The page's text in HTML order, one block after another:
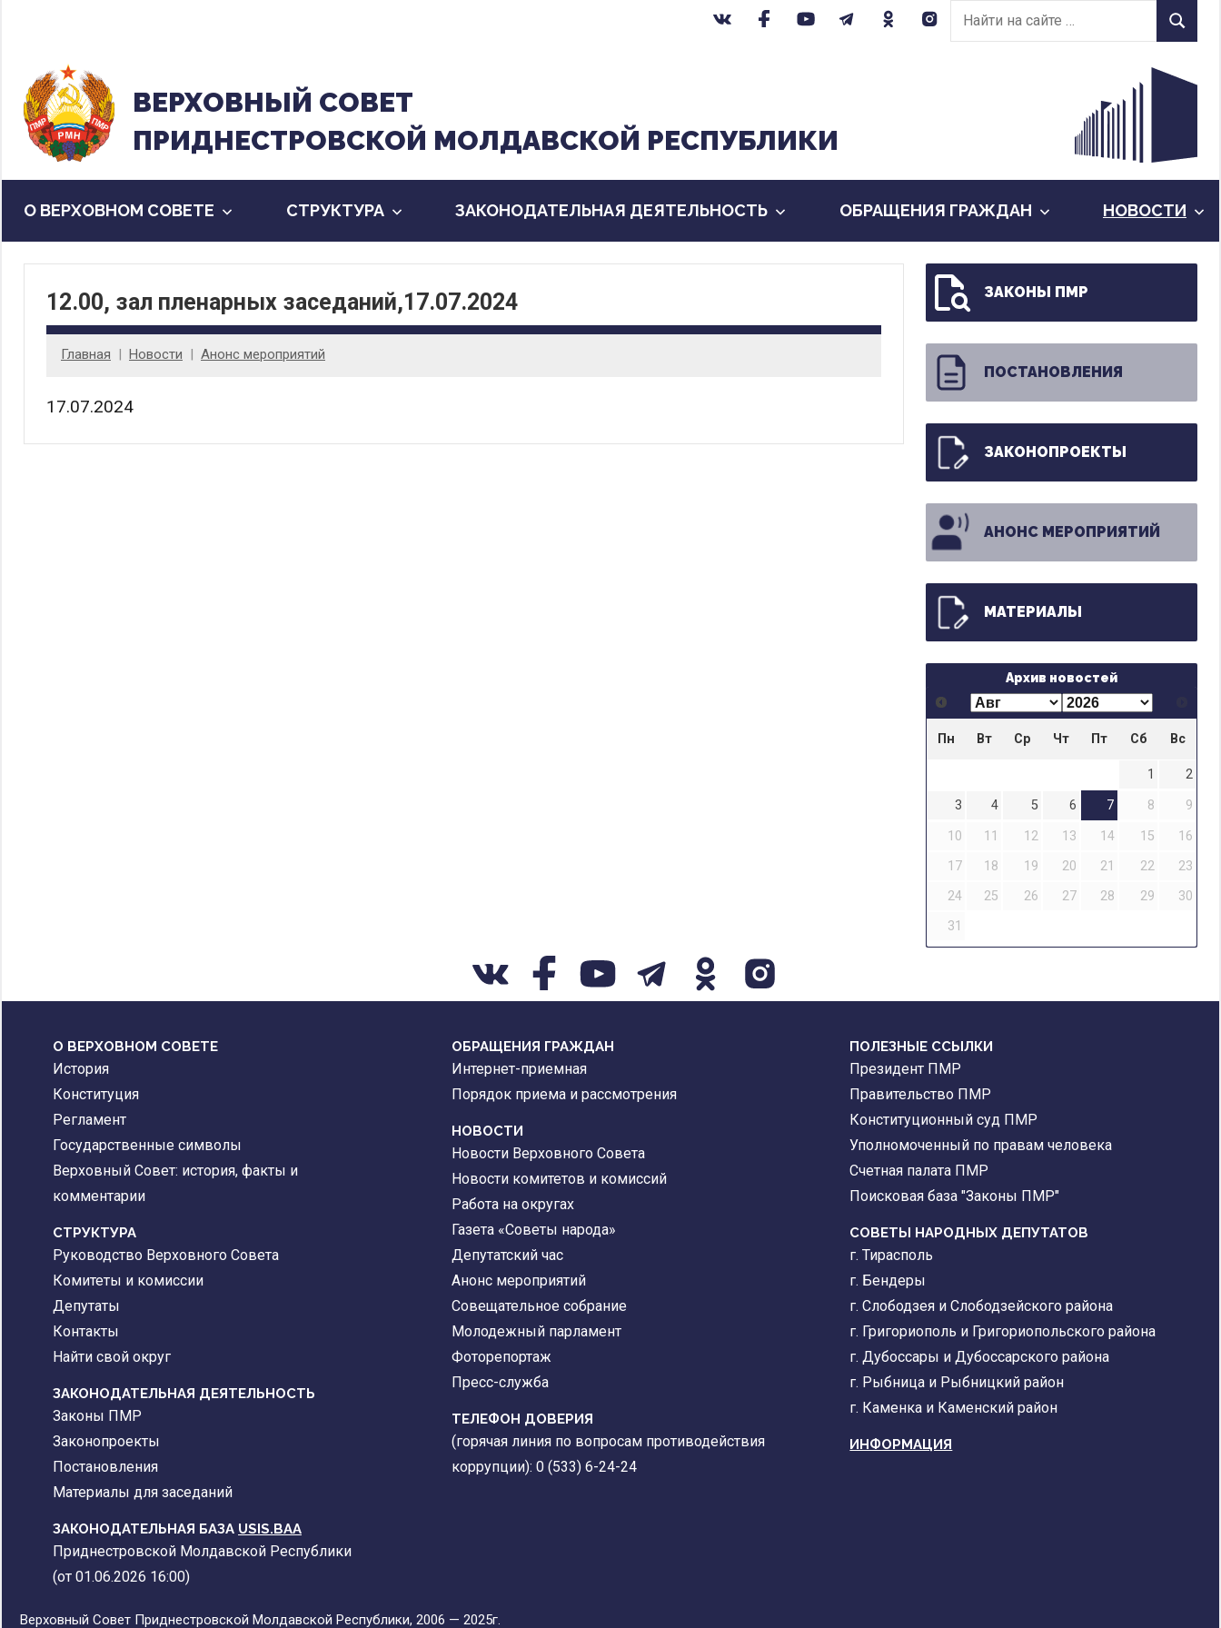
содержанию
Найти
на
Найти
ВЕРХОВНЫЙ CОВЕТ
ПРИДНЕСТРОВСКОЙ МОЛДАВСКОЙ РЕСПУБЛИКИ
О ВЕРХОВНОМ СОВЕТЕ CТРУКТУРА ЗАКОНОДАТЕЛЬНАЯ ДЕЯТЕЛЬНОСТЬ ОБРАЩЕНИЯ ГРАЖДАН НОВОСТИ
12.00, зал пленарных заседаний,17.07.2024
Главная Новости Анонс мероприятий
17.07.2024
ЗАКОНЫ ПМР
ПОСТАНОВЛЕНИЯ
ЗАКОНОПРОЕКТЫ
АНОНС МЕРОПРИЯТИЙ
МАТЕРИАЛЫ
Архив новостей
Пн Вт Ср Чт Пт Сб Вс
1
2
3
4 5 6 7 8
9
10
11 12 13 14 15
16
17
18 19 20 21 22
23
24
25 26 27 28 29
30
31
О ВЕРХОВНОМ СОВЕТЕ
История
Конституция
Регламент
Государственные символы
Верховный Совет: история, факты и
комментарии
CТРУКТУРА
Руководство Верховного Совета
Комитеты и комиссии
Депутаты
Контакты
Найти свой округ
ЗАКОНОДАТЕЛЬНАЯ ДЕЯТЕЛЬНОСТЬ
Законы ПМР
Законопроекты
Постановления
Материалы для заседаний
ЗАКОНОДАТЕЛЬНАЯ БАЗА USIS.BAA
Приднестровской Молдавской Республики
(от 01.06.2026 16:00)
ОБРАЩЕНИЯ ГРАЖДАН
Интернет-приемная
Порядок приема и рассмотрения
НОВОСТИ
Новости Верховного Совета
Новости комитетов и комиссий
Работа на округах
Газета «Советы народа»
Депутатский час
Анонс мероприятий
Совещательное собрание
Молодежный парламент
Фоторепортаж
Пресс-служба
ТЕЛЕФОН ДОВЕРИЯ
(горячая линия по вопросам противодействия
коррупции): 0 (533) 6-24-24
ПОЛЕЗНЫЕ ССЫЛКИ
Президент ПМР
Правительство ПМР
Конституционный суд ПМР
Уполномоченный по правам человека
Счетная палата ПМР
Поисковая база "Законы ПМР"
СОВЕТЫ НАРОДНЫХ ДЕПУТАТОВ
г. Тирасполь
г. Бендеры
г. Слободзея и Слободзейского района
г. Григориополь и Григориопольского района
г. Дубоссары и Дубоссарского района
г. Рыбница и Рыбницкий район
г. Каменка и Каменский район
ИНФОРМАЦИЯ
Верховный Совет Приднестровской Молдавской Республики, 2006 — 2025г.